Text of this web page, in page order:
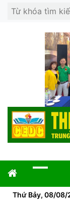
Search
Thứ Bảy, 08/08/